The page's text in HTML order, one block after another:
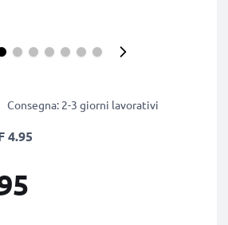
Consegna: 2-3 giorni lavorativi
4.95